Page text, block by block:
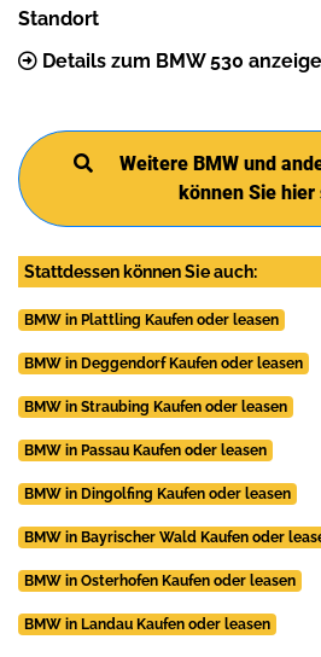
Standort
Details zum BMW 530
Weitere BMW und
können Sie hier
Stattdessen können Sie auch:
BMW in Plattling Kaufen oder leasen
BMW in Deggendorf Kaufen oder leasen
BMW in Straubing Kaufen oder leasen
BMW in Passau Kaufen oder leasen
BMW in Dingolfing Kaufen oder leasen
BMW in Bayrischer Wald Kaufen oder
BMW in Osterhofen Kaufen oder leasen
BMW in Landau Kaufen oder leasen